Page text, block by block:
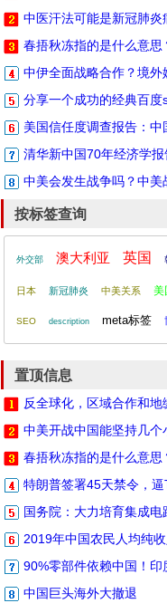
中医汗法可能是新冠肺炎
春捂秋冻指的是什么意
中伊全面战略合作？境外
分享一个成功的经典百
美国信任度调查报告：
清华新中国70年经济学
中美会发生战争吗？中美
按标签查询
外交部 澳大利亚 英国
日本 新冠肺炎 中美关系 美
SEO description meta标签
置顶信息
反全球化，区域合作和地
中美开战中国能坚持几个
春捂秋冻指的是什么意
特朗普签署45天禁令，
国务院：大力培育集成
2019年中国农民人均纯
90%零部件依赖中国！
中国巨头海外大撤退